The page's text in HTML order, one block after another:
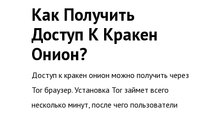
Как Получить
Доступ К Кракен
Онион?
Доступ к кракен онион можно получить через
Tor браузер. Установка Tor займет всего
несколько минут, после чего пользователи